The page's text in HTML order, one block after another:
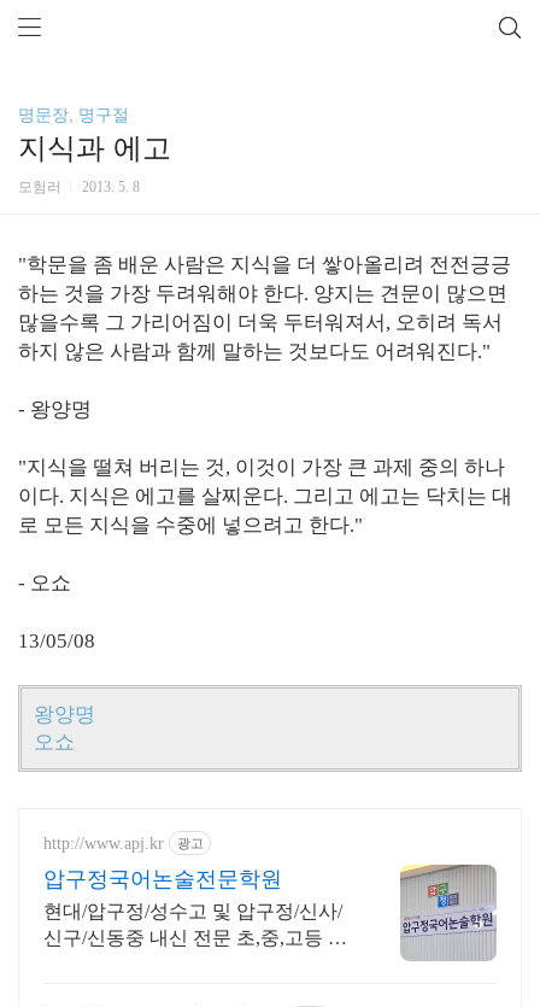
명문장, 명구절
지식과 에고
모험러 2013. 5. 8
"학문을 좀 배운 사람은 지식을 더 쌓아올리려 전전긍긍
하는 것을 가장 두려워해야 한다. 양지는 견문이 많으면
많을수록 그 가리어짐이 더욱 두터워져서, 오히려 독서
하지 않은 사람과 함께 말하는 것보다도 어려워진다."
- 왕양명
"지식을 떨쳐 버리는 것, 이것이 가장 큰 과제 중의 하나
이다. 지식은 에고를 살찌운다. 그리고 에고는 닥치는 대
로 모든 지식을 수중에 넣으려고 한다."
- 오쇼
13/05/08
왕양명
오쇼
http://www.apj.kr 광고
압구정국어논술전문학원
현대/압구정/성수고 및 압구정/신사/
신구/신동중 내신 전문 초,중,고등 국